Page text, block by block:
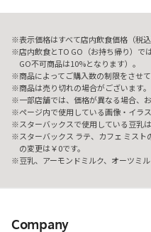
表示価格はすべて店内飲食価格（税込
店内飲食とTO GO（お持ち帰り）で
GO不可商品は10%となります）。
商品によってご購入数の制限をさせ
商品は売り切れの場合がございます。
一部店舗では、価格が異なる場合、
ページ内で使用している画像・イラ
スターバックスで使用している豆乳
スターバックス ラテ、カフェ ミス
の変更は￥0です。
豆乳、アーモンドミルク、オーツミ
Company